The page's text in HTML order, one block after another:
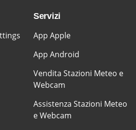
Servizi
App Apple
App Android
Vendita Stazioni Meteo e
Webcam
Assistenza Stazioni Meteo
e Webcam